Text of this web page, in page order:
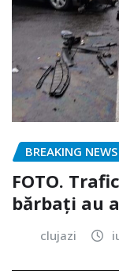
BREAKING NEWS
FOTO.
bărbați au
clujazi